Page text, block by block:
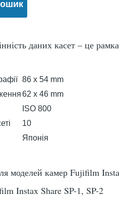
даних касет – це
86 x 54 mm
62 x 46 mm
ISO 800
10
Японія
моделей камер Fujifilm
Instax Share SP-1, SP-2